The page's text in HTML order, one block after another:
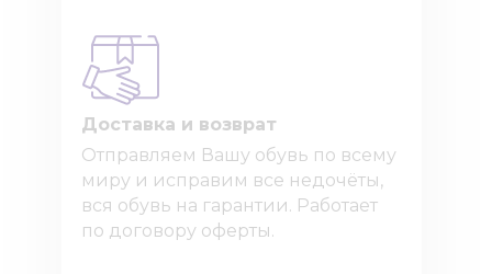
Доставка и возврат
Отправляем Вашу обувь по всему
миру и исправим все недочёты,
вся обувь на гарантии. Работает
по договору оферты.